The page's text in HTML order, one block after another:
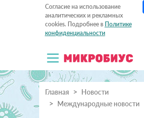
Согласие на использование
аналитических и рекламных
cookies. Подробнее в Политике
конфиденциальности
Главная
Новости
Международные новости